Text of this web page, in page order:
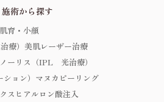
施術から探す
肌育・小顔
療）美肌レーザー治療
ノーリス（IPL 光治療）
ョン） マヌカピーリング
ス ヒアルロン酸注入